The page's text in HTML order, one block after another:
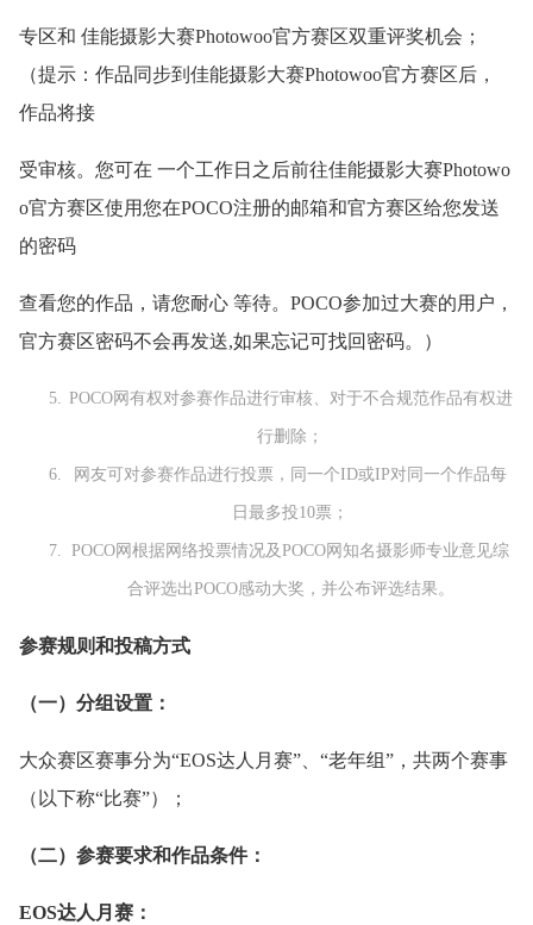
专区和 佳能摄影大赛Photowoo官方赛区双重评奖机会；
（提示：作品同步到佳能摄影大赛Photowoo官方赛区后，
作品将接
受审核。您可在 一个工作日之后前往佳能摄影大赛Photowo
o官方赛区使用您在POCO注册的邮箱和官方赛区给您发送
的密码
查看您的作品，请您耐心 等待。POCO参加过大赛的用户，
官方赛区密码不会再发送,如果忘记可找回密码。）
POCO网有权对参赛作品进行审核、对于不合规范作品有权进
行删除；
网友可对参赛作品进行投票，同一个ID或IP对同一个作品每
日最多投10票；
POCO网根据网络投票情况及POCO网知名摄影师专业意见综
合评选出POCO感动大奖，并公布评选结果。
参赛规则和投稿方式
（一）分组设置：
大众赛区赛事分为“EOS达人月赛”、“老年组”，共两个赛事
（以下称“比赛”）；
（二）参赛要求和作品条件：
EOS达人月赛：